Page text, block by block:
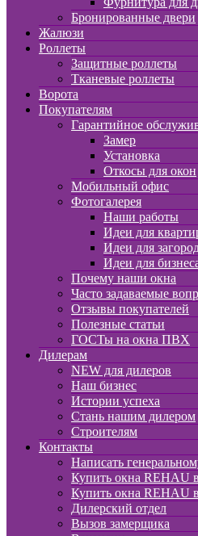
Бронированные двери
Жалюзи
Роллеты
Защитные роллеты
Тканевые роллеты
Ворота
Покупателям
Гарантийное
Замер
Установка
Откосы для окон
Мобильный офис
Фотогалерея
Наши работы
Идеи для
Идеи для
Идеи для
Почему наши окна
Часто задаваемые
Отзывы покупателей
Полезные статьи
ГОСТы на окна ПВХ
Дилерам
NEW для дилеров
Наш бизнес
Истории успеха
Стань нашим дилером
Строителям
Контакты
Написать
Купить окна REHAU
Купить окна REHAU
Дилерский отдел
Вызов замерщика